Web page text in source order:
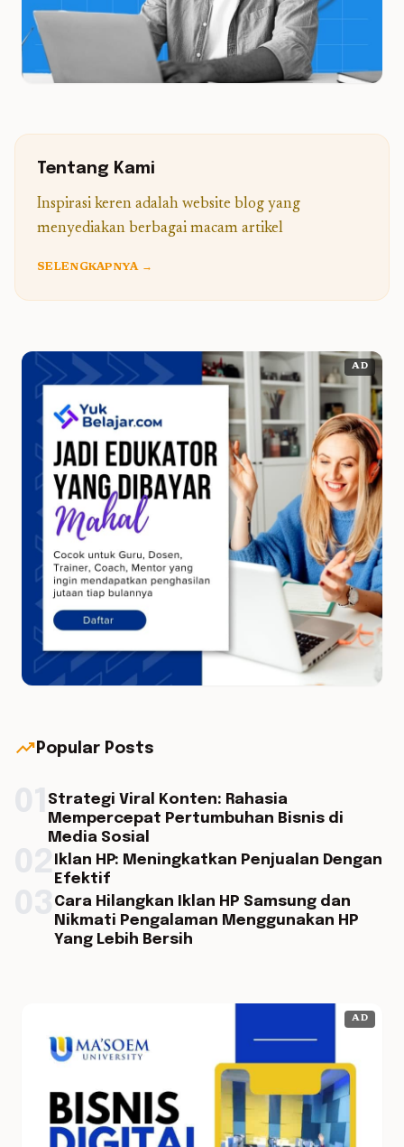
Tentang Kami
Inspirasi keren adalah website blog yang
menyediakan berbagai macam artikel
SELENGKAPNYA →
AD
trending_up Popular Posts
Strategi Viral Konten: Rahasia
Mempercepat Pertumbuhan Bisnis di
Media Sosial
Iklan HP: Meningkatkan Penjualan Dengan
Efektif
Cara Hilangkan Iklan HP Samsung dan
Nikmati Pengalaman Menggunakan HP
Yang Lebih Bersih
AD